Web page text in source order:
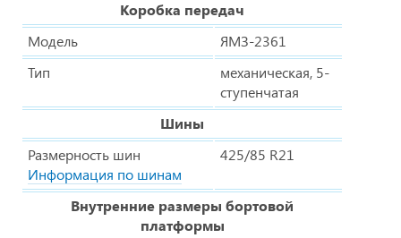
Коробка передач
Модель
ЯМЗ-2361
Тип
механическая, 5-
ступенчатая
Шины
Размерность шин
Информация по шинам
425/85 R21
Внутренние размеры бортовой
платформы